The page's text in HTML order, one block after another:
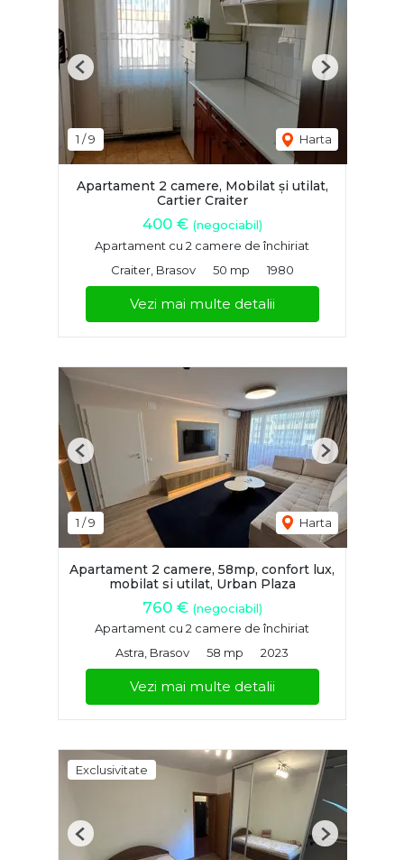
1 /9 Harta
Previous Next
Apartament 2 camere, Mobilat și utilat,
Cartier Craiter
400 € (negociabil)
Apartament cu 2 camere de închiriat
Craiter, Brasov
50 mp 1980
Vezi mai multe detalii
1 /9 Harta
Previous Next
Apartament 2 camere, 58mp, confort lux,
mobilat si utilat, Urban Plaza
760 € (negociabil)
Apartament cu 2 camere de închiriat
Astra, Brasov
58 mp 2023
Vezi mai multe detalii
Exclusivitate
Previous Next